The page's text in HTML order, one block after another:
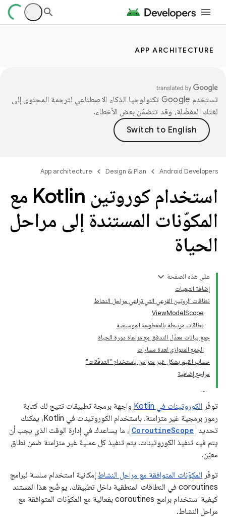
APP ARCHITECTURE
تستخدم Google تكنولوجيا الذكاء الاصطناعي لترجمة المحتوى إلى
لغتك المفضّلة، وقد تتضمّن بعض الأخطاء.
Android Developers
Design & Plan
App architecture
استخدام كوروتين Kotlin مع
المكوّنات المستندة إلى مراحل
الحياة
على هذه الصفحة
إضافة التبعيات
نطاقات الروتين الفرعي التي تراعي مراحل النشاط
ViewModelScope
نطاقات مرتبطة بالمقطوعة الموسيقية
جمع بيانات معدّل التدفق مع مراعاة دورة الحياة
الجمع المتوازي لعدة مسارات
حساب القيم بشكل غير متزامن باستخدام "التدفّقات"
مراجع إضافية
توفّر الكوروتينات في Kotlin
واجهة برمجة تطبيقات تتيح لك كتابة
رموز برمجية غير متزامنة. باستخدام الكوروتينات في Kotlin، يمكنك
تحديد CoroutineScope ، ما يساعدك في إدارة الوقت الذي يجب أن
يتم فيه تنفيذ الكوروتينات. يتم تنفيذ كل عملية غير متزامنة ضمن نطاق
معيّن.
توفّر المكوّنات المتوافقة مع مراحل النشاط إمكانية استخدام سلسة لبرامج
coroutines في النطاقات المنطقية داخل تطبيقك. يوضّح هذا المستند
كيفية استخدام برامج coroutines بفعالية مع المكوّنات المتوافقة مع
مراحل النشاط.